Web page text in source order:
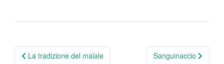
Post
La tradizione del maiale Sanguinaccio